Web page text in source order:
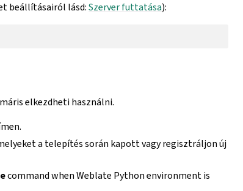
beállításairól lásd:Szerver futtatása):
elkezdheti használni.
a telepítés során kapott vagy regisztráljon új
command when Weblate Python environment is